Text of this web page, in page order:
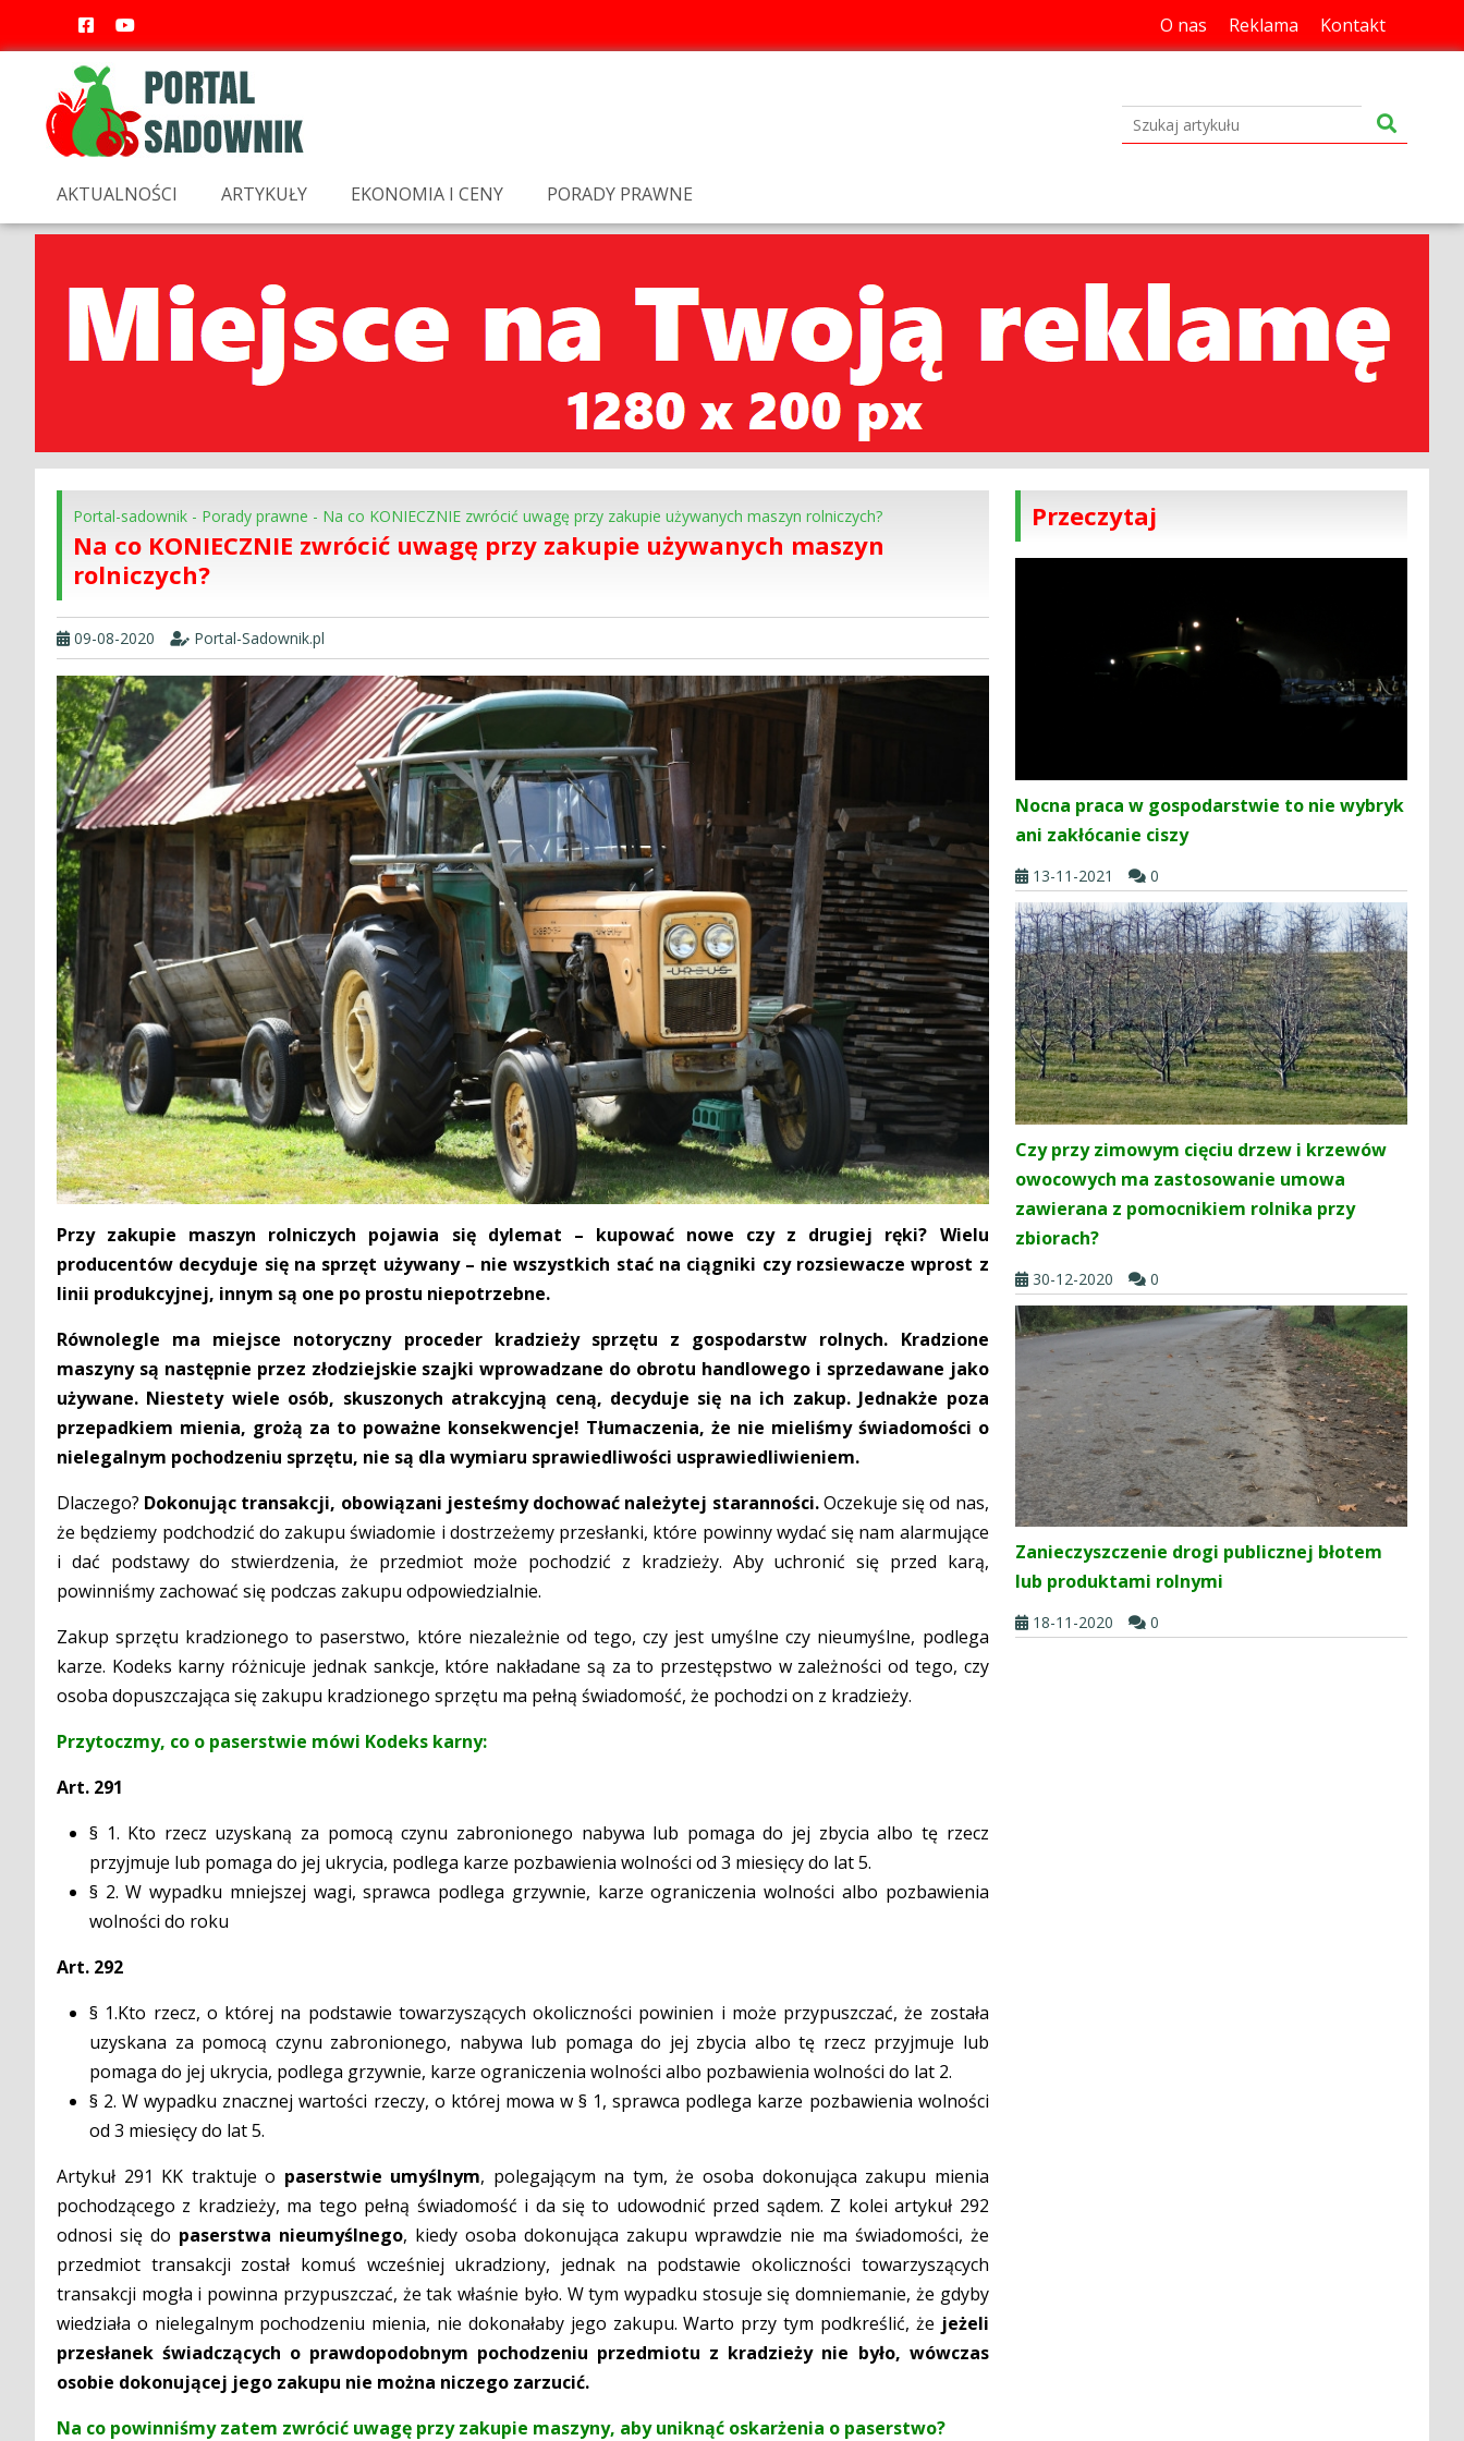
O nas Reklama Kontakt
AKTUALNOŚCI ARTYKUŁY EKONOMIA I CENY PORADY PRAWNE
Portal-sadownik - Porady prawne - Na co KONIECZNIE zwrócić uwagę przy zakupie używanych maszyn rolniczych?
Na co KONIECZNIE zwrócić uwagę przy zakupie używanych maszyn
rolniczych?
09-08-2020 Portal-Sadownik.pl
Przy zakupie maszyn rolniczych pojawia się dylemat – kupować nowe czy z drugiej ręki? Wielu
producentów decyduje się na sprzęt używany – nie wszystkich stać na ciągniki czy rozsiewacze wprost z
linii produkcyjnej, innym są one po prostu niepotrzebne.
Równolegle ma miejsce notoryczny proceder kradzieży sprzętu z gospodarstw rolnych. Kradzione
maszyny są następnie przez złodziejskie szajki wprowadzane do obrotu handlowego i sprzedawane jako
używane. Niestety wiele osób, skuszonych atrakcyjną ceną, decyduje się na ich zakup. Jednakże poza
przepadkiem mienia, grożą za to poważne konsekwencje! Tłumaczenia, że nie mieliśmy świadomości o
nielegalnym pochodzeniu sprzętu, nie są dla wymiaru sprawiedliwości usprawiedliwieniem.
Dlaczego? Dokonując transakcji, obowiązani jesteśmy dochować należytej staranności.Oczekuje się od nas,
że będziemy podchodzić do zakupu świadomie i dostrzeżemy przesłanki, które powinny wydać się nam alarmujące
i dać podstawy do stwierdzenia, że przedmiot może pochodzić z kradzieży. Aby uchronić się przed karą,
powinniśmy zachować się podczas zakupu odpowiedzialnie.
Zakup sprzętu kradzionego to paserstwo, które niezależnie od tego, czy jest umyślne czy nieumyślne, podlega
karze. Kodeks karny różnicuje jednak sankcje, które nakładane są za to przestępstwo w zależności od tego, czy
osoba dopuszczająca się zakupu kradzionego sprzętu ma pełną świadomość, że pochodzi on z kradzieży.
Przytoczmy, co o paserstwie mówi Kodeks karny:
Art. 291
§ 1. Kto rzecz uzyskaną za pomocą czynu zabronionego nabywa lub pomaga do jej zbycia albo tę rzecz
przyjmuje lub pomaga do jej ukrycia, podlega karze pozbawienia wolności od 3 miesięcy do lat 5.
§ 2. W wypadku mniejszej wagi, sprawca podlega grzywnie, karze ograniczenia wolności albo pozbawienia
wolności do roku
Art. 292
§ 1.Kto rzecz, o której na podstawie towarzyszących okoliczności powinien i może przypuszczać, że została
uzyskana za pomocą czynu zabronionego, nabywa lub pomaga do jej zbycia albo tę rzecz przyjmuje lub
pomaga do jej ukrycia, podlega grzywnie, karze ograniczenia wolności albo pozbawienia wolności do lat 2.
§ 2. W wypadku znacznej wartości rzeczy, o której mowa w § 1, sprawca podlega karze pozbawienia wolności
od 3 miesięcy do lat 5.
Artykuł 291 KK traktuje o paserstwie umyślnym, polegającym na tym, że osoba dokonująca zakupu mienia
pochodzącego z kradzieży, ma tego pełną świadomość i da się to udowodnić przed sądem. Z kolei artykuł 292
odnosi się do paserstwa nieumyślnego, kiedy osoba dokonująca zakupu wprawdzie nie ma świadomości, że
przedmiot transakcji został komuś wcześniej ukradziony, jednak na podstawie okoliczności towarzyszących
transakcji mogła i powinna przypuszczać, że tak właśnie było. W tym wypadku stosuje się domniemanie, że gdyby
wiedziała o nielegalnym pochodzeniu mienia, nie dokonałaby jego zakupu. Warto przy tym podkreślić, że jeżeli
przesłanek świadczących o prawdopodobnym pochodzeniu przedmiotu z kradzieży nie było, wówczas
osobie dokonującej jego zakupu nie można niczego zarzucić.
Na co powinniśmy zatem zwrócić uwagę przy zakupie maszyny, aby uniknąć oskarżenia o paserstwo?
Przeczytaj
Nocna praca w gospodarstwie to nie wybryk
ani zakłócanie ciszy
13-11-2021 0
Czy przy zimowym cięciu drzew i krzewów
owocowych ma zastosowanie umowa
zawierana z pomocnikiem rolnika przy
zbiorach?
30-12-2020 0
Zanieczyszczenie drogi publicznej błotem
lub produktami rolnymi
18-11-2020 0